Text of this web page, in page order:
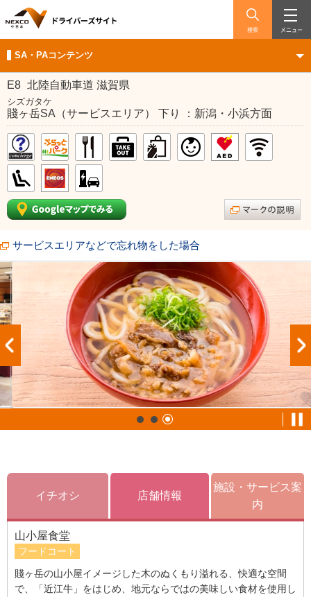
検索 メニュー
SA・PAコンテンツ
E8 北陸自動車道 滋賀県
シズガタケ
賤ヶ岳SA（サービスエリア） 下り ：新潟・小浜方面
サービスエリアなどで忘れ物をした場合
イチオシ 店舗情報
施設・サービス案
内
山小屋食堂
フードコート
賤ヶ岳の山小屋イメージした木のぬくもり溢れる、快適な空間
で、「近江牛」をはじめ、地元ならではの美味しい食材を使用し